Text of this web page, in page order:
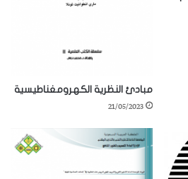
مبادئ النظرية الكهرومغناطيسية
21/05/2023